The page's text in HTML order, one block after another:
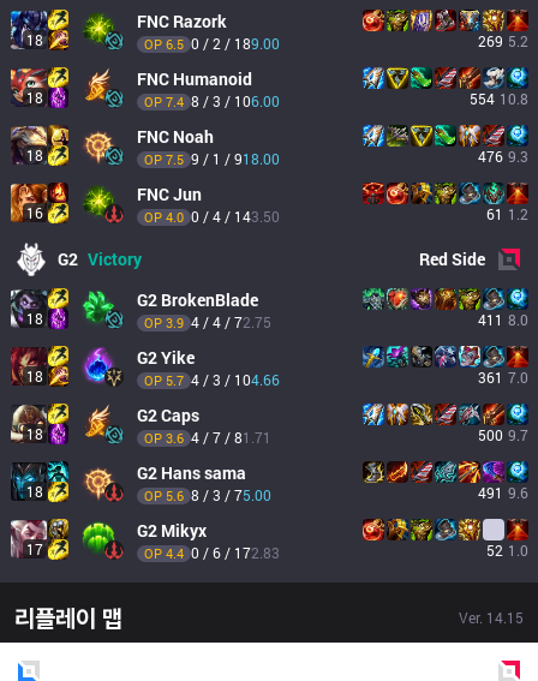
18
FNC Razork
OP 6.5 0 / 2 / 189.00 269 5.2
18
FNC Humanoid
OP 7.4 8 / 3 / 106.00 554 10.8
18
FNC Noah
OP 7.5 9 / 1 / 918.00 476 9.3
16
FNCJun
OP 4.0 0 / 4 / 143.50 61 1.2
G2 Victory RedSide
18
G2 BrokenBlade
OP 3.9 4 / 4 / 72.75 411 8.0
18
G2Yike
OP 5.7 4 / 3 / 104.66 361 7.0
18
G2Caps
OP 3.6 4 / 7 / 81.71 500 9.7
18
G2 Hans sama
OP 5.6 8 / 3 / 75.00 491 9.6
17
G2 Mikyx
OP 4.4 0 / 6 / 172.83 52 1.0
리플레이 맵 Ver. 14.15